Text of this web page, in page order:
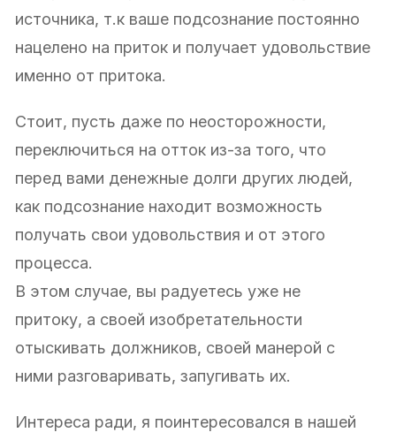
источника, т.к ваше подсознание постоянно
нацелено на приток и получает удовольствие
именно от притока.
Стоит, пусть даже по неосторожности,
переключиться на отток из-за того, что
перед вами денежные долги других людей,
как подсознание находит возможность
получать свои удовольствия и от этого
процесса.
В этом случае, вы радуетесь уже не
притоку, а своей изобретательности
отыскивать должников, своей манерой с
ними разговаривать, запугивать их.
Интереса ради, я поинтересовался в нашей